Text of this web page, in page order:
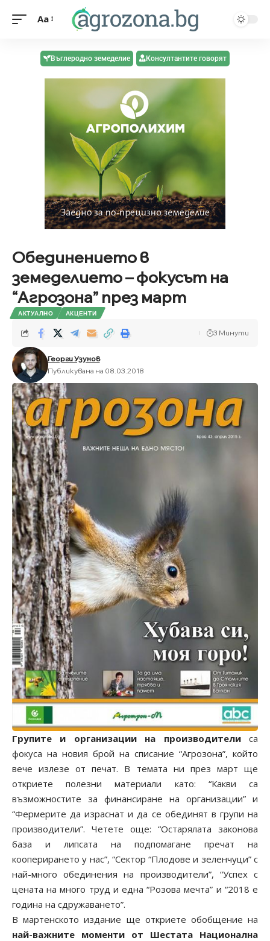
Aa
Въглеродно земеделие Консултантите говорят
Обединението в
земеделието – фокусът на
“Агрозона” през март
АКТУАЛНО АКЦЕНТИ
Георги Узунов
Публикувана на 08.03.2018
3 Минути
Групите и организации на производителиса
фокуса на новия брой на списание “Агрозона”, който
вече излезе от печат. В темата ни през март ще
откриете полезни материали като: “Какви са
възможностите за финансиране на организации” и
“Фермерите да израснат и да се обединят в групи на
производители”. Четете още: “Остарялата законова
база и липсата на подпомагане пречат на
кооперирането у нас”, “Сектор “Плодове и зеленчуци” с
най-много обединения на производители”, “Успех с
цената на много труд и една “Розова мечта” и “2018 е
година на сдружаването”.
В мартенското издание ще откриете обобщение на
най-важните моменти от Шестата Национална